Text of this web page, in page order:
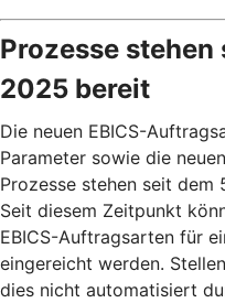
Prozesse stehen
2025 bereit
Die neuen EBICS-
Parameter sowie die
Prozesse stehen seit
Seit diesem Zeitpunkt
EBICS-Auftragsarten für
eingereicht werden.
dies nicht automatisiert